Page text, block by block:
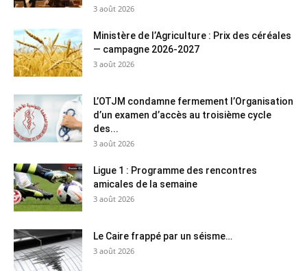
3 août 2026
Ministère de l’Agriculture : Prix des céréales
— campagne 2026-2027
3 août 2026
L’OTJM condamne fermement l’Organisation
d’un examen d’accès au troisième cycle
des...
3 août 2026
Ligue 1 : Programme des rencontres
amicales de la semaine
3 août 2026
Le Caire frappé par un séisme…
3 août 2026